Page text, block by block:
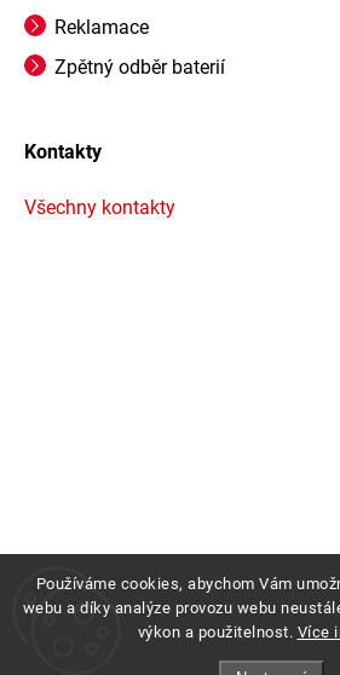
Používáme cookies, abychom Vám
webu a díky analýze provozu webu
výkon a použitelnost. Více
Reklamace
Zpětný odběr baterií
Kontakty
Všechny kontakty
Profigrass.cz.